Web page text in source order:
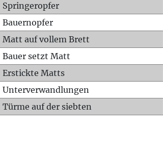
Springeropfer
Bauernopfer
Matt auf vollem Brett
Bauer setzt Matt
Erstickte Matts
Unterverwandlungen
Türme auf der siebten